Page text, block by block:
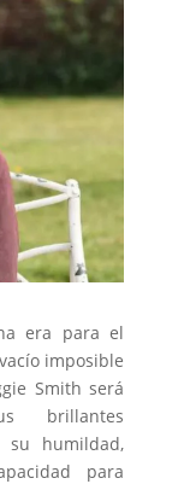
era para el
imposible
Smith será
brillantes
su humildad,
para